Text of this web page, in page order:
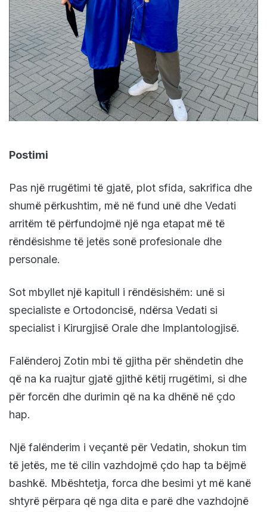
Postimi
Pas një rrugëtimi të gjatë, plot sfida, sakrifica dhe
shumë përkushtim, më në fund unë dhe Vedati
arritëm të përfundojmë një nga etapat më të
rëndësishme të jetës sonë profesionale dhe
personale.
Sot mbyllet një kapitull i rëndësishëm: unë si
specialiste e Ortodoncisë, ndërsa Vedati si
specialist i Kirurgjisë Orale dhe Implantologjisë.
Falënderoj Zotin mbi të gjitha për shëndetin dhe
që na ka ruajtur gjatë gjithë këtij rrugëtimi, si dhe
për forcën dhe durimin që na ka dhënë në çdo
hap.
Një falënderim i veçantë për Vedatin, shokun tim
të jetës, me të cilin vazhdojmë çdo hap ta bëjmë
bashkë. Mbështetja, forca dhe besimi yt më kanë
shtyrë përpara që nga dita e parë dhe vazhdojnë